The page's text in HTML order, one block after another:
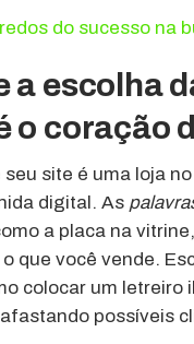
do sucesso na
a escolha
o coração
site é uma loja
digital. As
a placa na
que você vende.
colocar um letreiro
possíveis